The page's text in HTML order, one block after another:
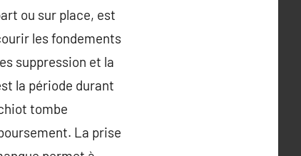
ou sur place, est
les fondements
suppression et la
la période durant
tombe
La prise